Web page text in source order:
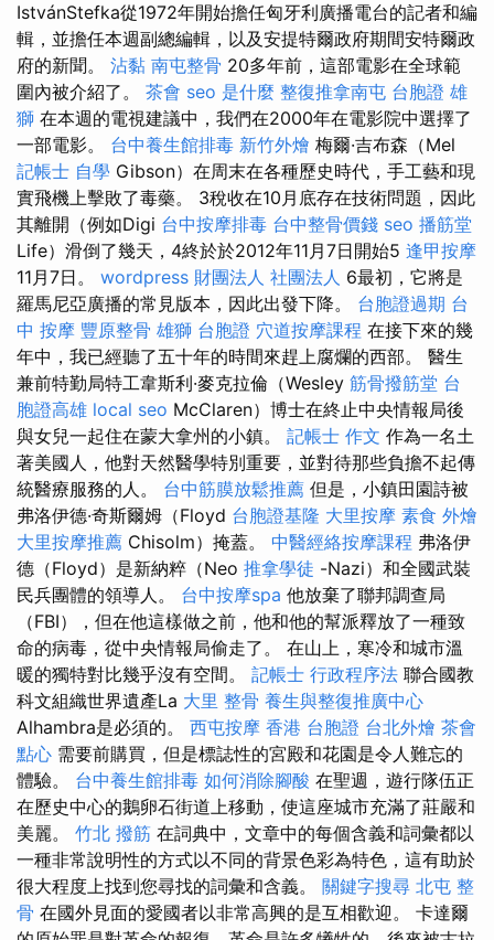
IstvánStefka從1972年開始擔任匈牙利廣播電台的記者和編
輯，並擔任本週副總編輯，以及安提特爾政府期間安特爾政
府的新聞。 沾黏 南屯整骨 20多年前，這部電影在全球範
圍內被介紹了。 茶會 seo 是什麼 整復推拿南屯 台胞證 雄
獅 在本週的電視建議中，我們在2000年在電影院中選擇了
一部電影。 台中養生館排毒 新竹外燴 梅爾·吉布森（Mel
記帳士 自學 Gibson）在周末在各種歷史時代，手工藝和現
實飛機上擊敗了毒藥。 3稅收在10月底存在技術問題，因此
其離開（例如Digi 台中按摩排毒 台中整骨價錢 seo 播筋堂
Life）滑倒了幾天，4終於於2012年11月7日開始5 逢甲按摩
11月7日。 wordpress 財團法人 社團法人 6最初，它將是
羅馬尼亞廣播的常見版本，因此出發下降。 台胞證過期 台
中 按摩 豐原整骨 雄獅 台胞證 穴道按摩課程 在接下來的幾
年中，我已經聽了五十年的時間來趕上腐爛的西部。 醫生
兼前特勤局特工韋斯利·麥克拉倫（Wesley 筋骨撥筋堂 台
胞證高雄 local seo McClaren）博士在終止中央情報局後
與女兒一起住在蒙大拿州的小鎮。 記帳士 作文 作為一名土
著美國人，他對天然醫學特別重要，並對待那些負擔不起傳
統醫療服務的人。 台中筋膜放鬆推薦 但是，小鎮田園詩被
弗洛伊德·奇斯爾姆（Floyd 台胞證基隆 大里按摩 素食 外燴
大里按摩推薦 Chisolm）掩蓋。 中醫經絡按摩課程 弗洛伊
德（Floyd）是新納粹（Neo 推拿學徒 -Nazi）和全國武裝
民兵團體的領導人。 台中按摩spa 他放棄了聯邦調查局
（FBI），但在他這樣做之前，他和他的幫派釋放了一種致
命的病毒，從中央情報局偷走了。 在山上，寒冷和城市溫
暖的獨特對比幾乎沒有空間。 記帳士 行政程序法 聯合國教
科文組織世界遺產La 大里 整骨 養生與整復推廣中心
Alhambra是必須的。 西屯按摩 香港 台胞證 台北外燴 茶會
點心 需要前購買，但是標誌性的宮殿和花園是令人難忘的
體驗。 台中養生館排毒 如何消除腳酸 在聖週，遊行隊伍正
在歷史中心的鵝卵石街道上移動，使這座城市充滿了莊嚴和
美麗。 竹北 撥筋 在詞典中，文章中的每個含義和詞彙都以
一種非常說明性的方式以不同的背景色彩為特色，這有助於
很大程度上找到您尋找的詞彙和含義。 關鍵字搜尋 北屯 整
骨 在國外見面的愛國者以非常高興的是互相歡迎。 卡達爾